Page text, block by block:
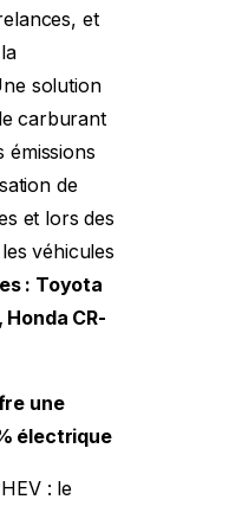
et
solution
carburant
émissions
de
et lors des
véhicules
: Toyota
CR-
une
électrique
: le